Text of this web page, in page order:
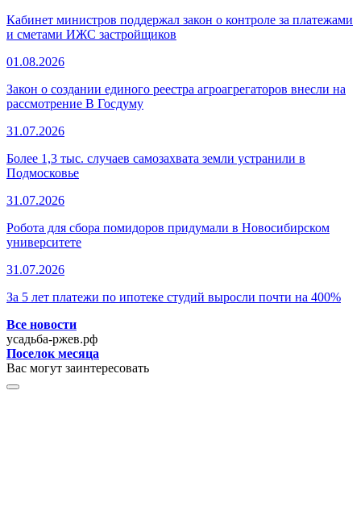
Кабинет министров поддержал закон о контроле за платежами
и сметами ИЖС застройщиков
01.08.2026
Закон о создании единого реестра агроагрегаторов внесли на
рассмотрение В Госдуму
31.07.2026
Более 1,3 тыс. случаев самозахвата земли устранили в
Подмосковье
31.07.2026
Робота для сбора помидоров придумали в Новосибирском
университете
31.07.2026
За 5 лет платежи по ипотеке студий выросли почти на 400%
Все новости
усадьба-ржев.рф
Поселок месяца
Вас могут заинтересовать